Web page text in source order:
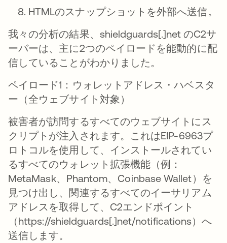
HTMLのスナップショットを外部へ送信。
我々の分析の結果、shieldguards[.]net のC2サ
ーバーは、主に2つのペイロードを能動的に配
信していることがわかりました。
ペイロード1：ウォレットアドレス・ハベスタ
ー（全ウェブサイト対象）
被害者が訪問するすべてのウェブサイトにス
クリプトが注入されます。これはEIP-6963プ
ロトコルを使用して、インストールされてい
るすべてのウォレット拡張機能（例：
MetaMask、Phantom、Coinbase Wallet）を
見つけ出し、関連するすべてのイーサリアム
アドレスを取得して、C2エンドポイント
（https://shieldguards[.]net/notifications）へ
送信します。